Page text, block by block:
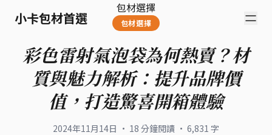
小卡包材首選
包材選擇
包材選擇
彩色雷射氣泡袋為何熱賣？材
質與魅力解析：提升品牌價
值，打造驚喜開箱體驗
2024年11月14日 · 18 分鐘閱讀 · 6,831 字